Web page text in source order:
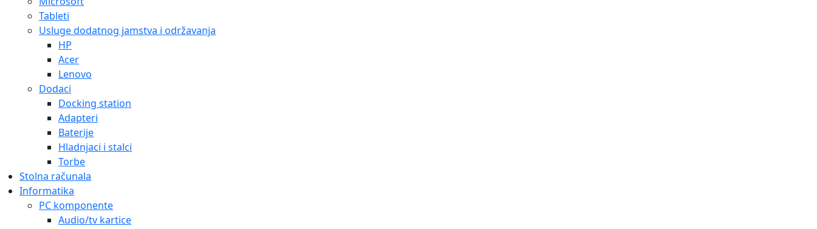
Tableti
Usluge dodatnog jamstva i održavanja
HP
Acer
Lenovo
Dodaci
Docking station
Adapteri
Baterije
Hladnjaci i stalci
Torbe
Stolna računala
Informatika
PC komponente
Audio/tv kartice